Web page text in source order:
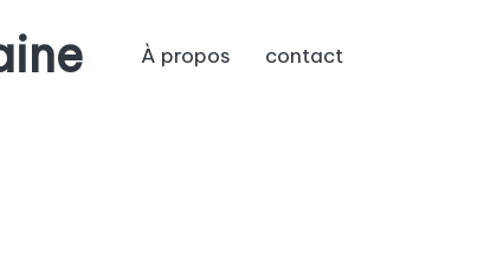
À propos contact